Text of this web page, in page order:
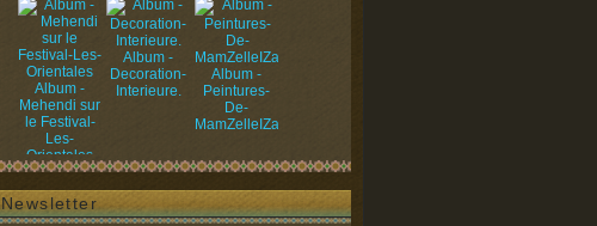
Album -
Mehendi sur
le Festival-
Les-
Orientales
Album -
Decoration-
Interieure.
Album -
Peintures-
De-
MamZelleIZa
Newsletter